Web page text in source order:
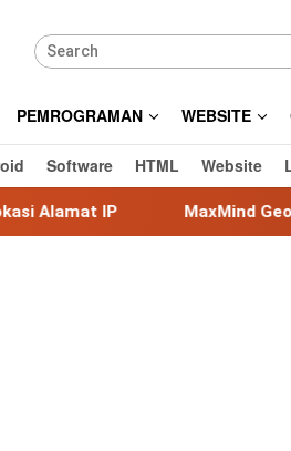
PEMROGRAMAN WEBSITE
Software HTML Website
MaxMind GeoLite: